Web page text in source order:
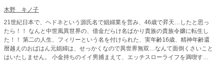
木野 キノ子
21世紀日本で、ヘドネという源氏名で娼婦業を営み、46歳で昇天…したと思っ
たら！！ なんと中世風異世界の、借金だらけ名ばかり貴族の貴族令嬢に転生し
た！！ 第二の人生、フィリーという名を付けられた、実年齢16歳、精神年齢還
暦越えのおばはん元娼婦は、せっかくなので異世界無双…なんて面倒くさいこと
はいたしません。 小金持ちのイイ男捕まえて、エッチスローライフを満喫する